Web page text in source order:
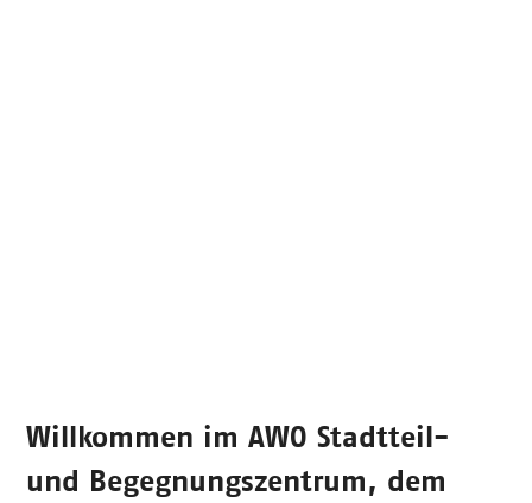
Willkommen imAWO Stadtteil-
und Begegnungszentrum, dem